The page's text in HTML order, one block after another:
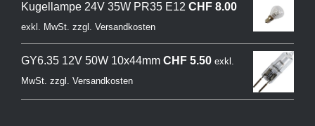
Kugellampe 24V 35W PR35 E12 CHF8.00
exkl. MwSt. zzgl. Versandkosten
GY6.35 12V 50W 10x44mm CHF5.50 exkl.
MwSt. zzgl. Versandkosten